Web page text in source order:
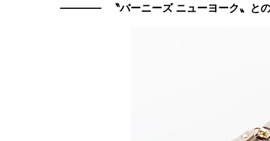
〝バーニーズ ニューヨーク〟と